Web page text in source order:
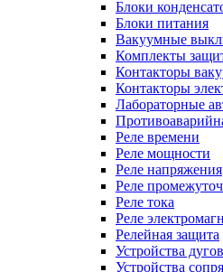
Блоки
Блоки питания
Вакуумные
Комплекты
Контакторы
Контакторы
Лабораторные
Реле времени
Реле мощности
Реле напряжения
Реле
Реле тока
Реле
Релейная защита
Устройства
Устройства